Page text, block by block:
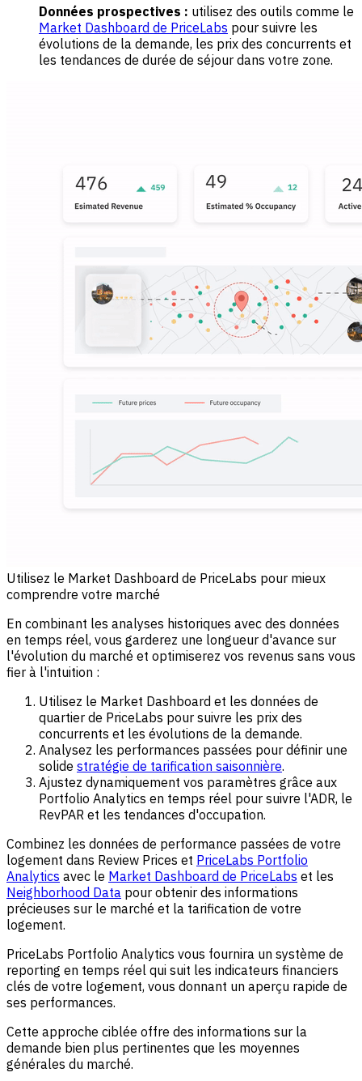
Données prospectives : utilisez des outils comme le
Market Dashboard de PriceLabs pour suivre les
évolutions de la demande, les prix des concurrents et
les tendances de durée de séjour dans votre zone.
Utilisez le Market Dashboard de PriceLabs pour mieux
comprendre votre marché
En combinant les analyses historiques avec des données
en temps réel, vous garderez une longueur d'avance sur
l'évolution du marché et optimiserez vos revenus sans vous
fier à l'intuition :
Utilisez le Market Dashboard et les données de
quartier de PriceLabs pour suivre les prix des
concurrents et les évolutions de la demande.
Analysez les performances passées pour définir une
solide stratégie de tarification saisonnière.
Ajustez dynamiquement vos paramètres grâce aux
Portfolio Analytics en temps réel pour suivre l'ADR, le
RevPAR et les tendances d'occupation.
Combinez les données de performance passées de votre
logement dans Review Prices et PriceLabs Portfolio
Analytics avec le Market Dashboard de PriceLabs et les
Neighborhood Data pour obtenir des informations
précieuses sur le marché et la tarification de votre
logement.
PriceLabs Portfolio Analytics vous fournira un système de
reporting en temps réel qui suit les indicateurs financiers
clés de votre logement, vous donnant un aperçu rapide de
ses performances.
Cette approche ciblée offre des informations sur la
demande bien plus pertinentes que les moyennes
générales du marché.